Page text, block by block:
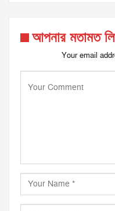
আপনার মতামত
Your email